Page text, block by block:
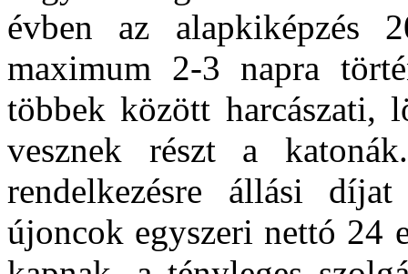
évben az alapkiképzés
maximum 2-3 napra
többek között harcászati,
vesznek részt a
rendelkezésre állási
újoncok egyszeri nettó 24